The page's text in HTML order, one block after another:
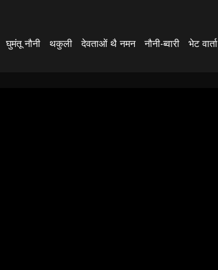
घुमंतू नौनी थकुली देवताओं थै नमन नौनी-ब्वारी भेट वार्ता